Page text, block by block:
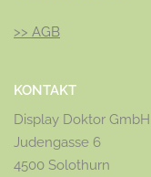
>> AGB
KONTAKT
Display Doktor GmbH
Judengasse 6
4500 Solothurn